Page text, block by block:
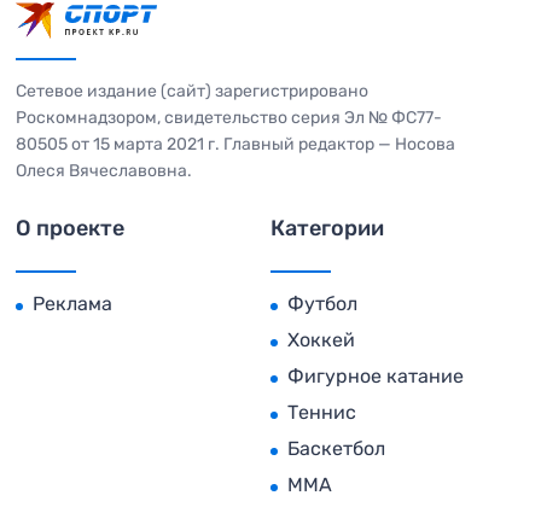
Сетевое издание (сайт) зарегистрировано
Роскомнадзором, свидетельство серия Эл № ФС77-
80505 от 15 марта 2021 г. Главный редактор — Носова
Олеся Вячеславовна.
О проекте
Реклама
Категории
Футбол
Хоккей
Фигурное катание
Теннис
Баскетбол
MMA